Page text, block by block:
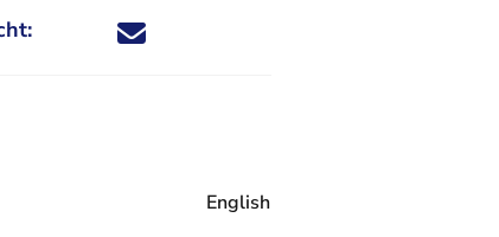
Deel dit nieuwsbericht via X - U verlaat
Deel dit nieuwsbericht via Facebook - U
Deel dit nieuwsbericht via e-mail
Deel dit nieuwsbericht via LinkedIn - U
English